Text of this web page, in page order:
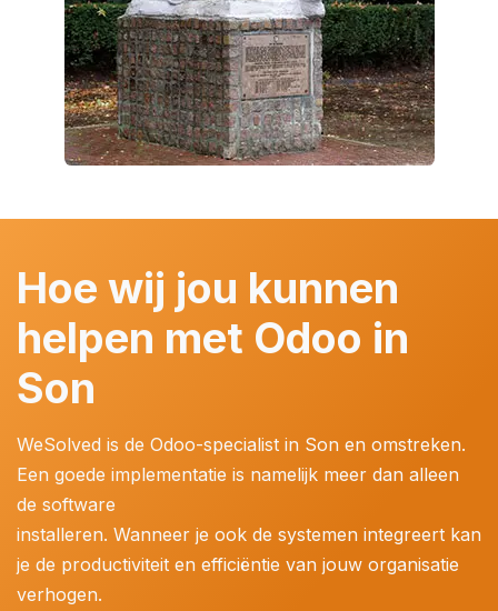
Hoe wij jou kunnen
helpen met Odoo in
Son
WeSolved is de Odoo-specialist in Son en omstreken.
Een goede implementatie is namelijk meer dan alleen
de software
installeren. Wanneer je ook de systemen integreert kan
je de productiviteit en efficiëntie van jouw organisatie
verhogen.